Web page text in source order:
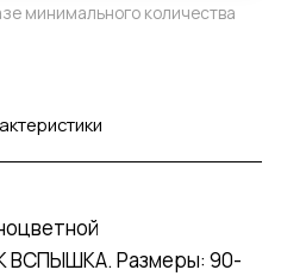
минимального количества
Размеры: 90-